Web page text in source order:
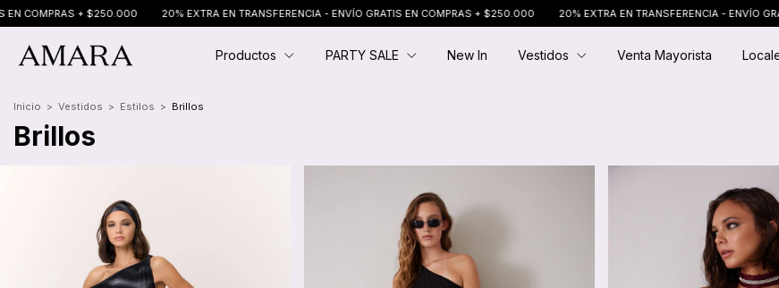
$250.000 20% EXTRA EN TRANSFERENCIA - ENVÍO GRATIS EN COMPRAS + $250.000 20% EXTRA EN TRANSFERENCIA - ENVÍO GRATIS EN
Productos PARTY SALE New In Vestidos Venta Mayorista
Inicio > Vestidos > Estilos > Brillos
Brillos